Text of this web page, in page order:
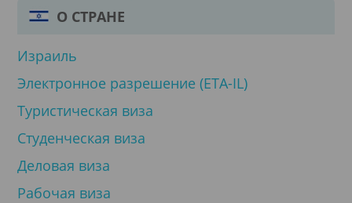
О СТРАНЕ
Израиль
Электронное разрешение (ETA-IL)
Туристическая виза
Студенческая виза
Деловая виза
Рабочая виза